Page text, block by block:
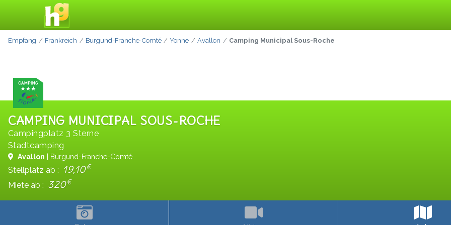
Empfang Frankreich Burgund-Franche-Comté Yonne Avallon Camping Municipal Sous-Roche
CAMPING MUNICIPAL SOUS-ROCHE
Campingplatz 3 Sterne
Stadtcamping
Avallon | Burgund-Franche-Comté
Stellplatz ab : 19,10€
Miete ab : 320€